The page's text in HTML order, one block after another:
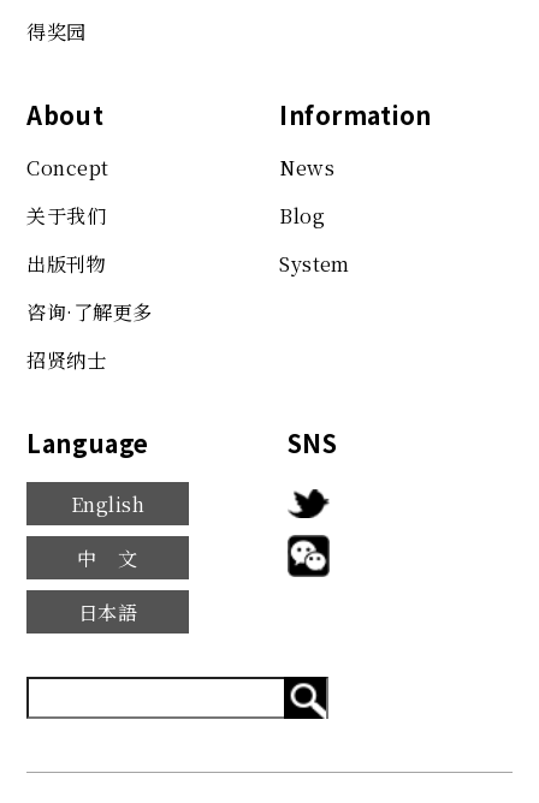
得奖园
About
Concept
关于我们
出版刊物
咨询·了解更多
招贤纳士
Information
News
Blog
System
Language
English
中文
日本語
SNS